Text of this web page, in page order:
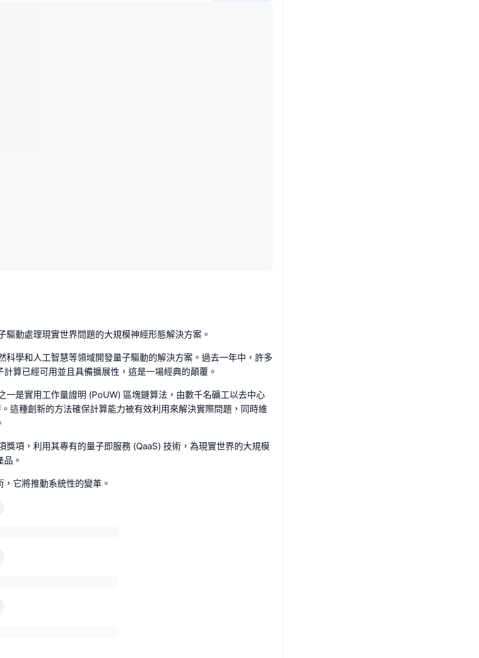
驅動處理現實世界問題的大規模神經形態解決方案。
科學和人工智慧等領域開發量子驅動的解決方案。過去一年中，許多
算已經可用並且具備擴展性，這是一場經典的顛覆。
一是實用工作量證明 (PoUW) 區塊鏈算法，由數千名礦工以去中心
這種創新的方法確保計算能力被有效利用來解決實際問題，同時維
獎項，利用其專有的量子即服務 (QaaS) 技術，為現實世界的大規模
。
它將推動系統性的變革。